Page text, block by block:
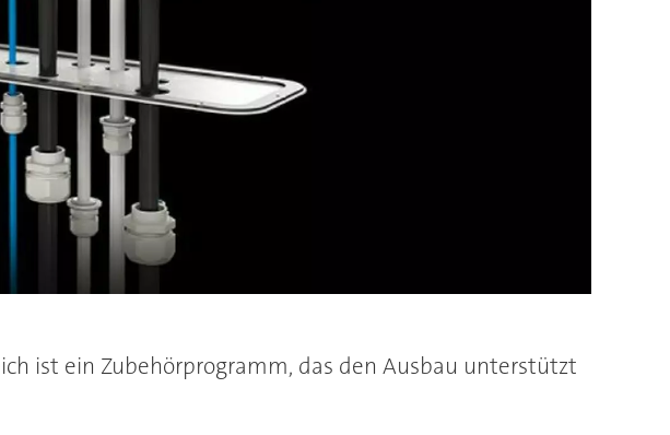
ist ein Zubehörprogramm, das den Ausbau unterstützt